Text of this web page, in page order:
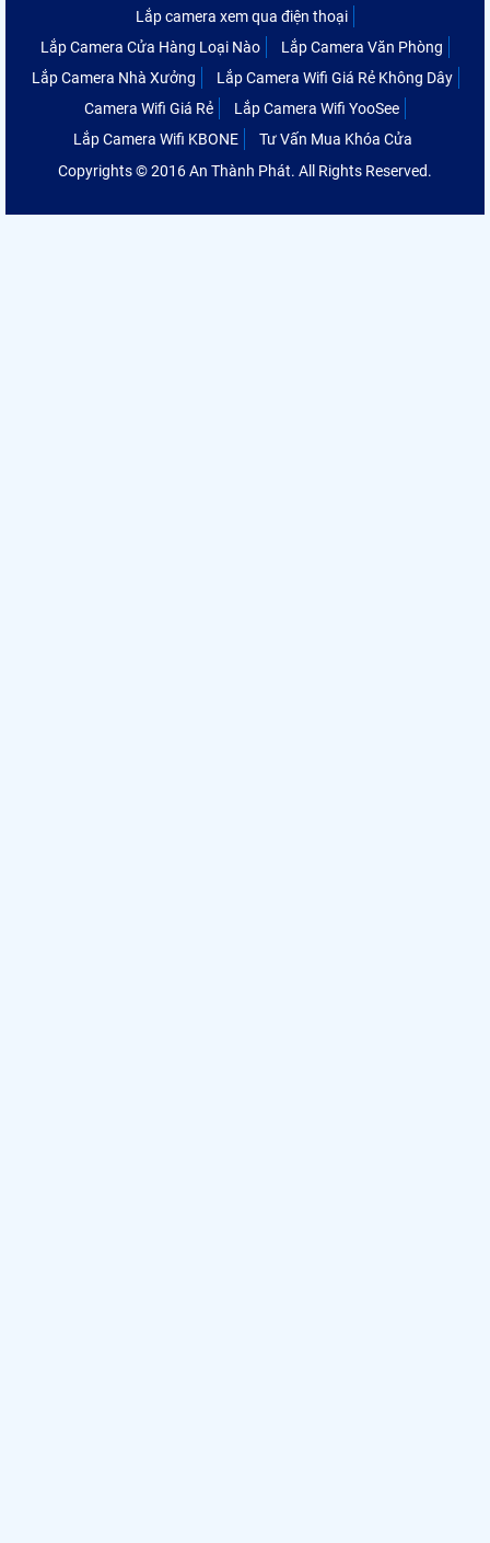
Lắp camera xem qua điện thoại
Lắp Camera Cửa Hàng Loại Nào
Lắp Camera Văn Phòng
Lắp Camera Nhà Xưởng
Lắp Camera Wifi Giá Rẻ Không Dây
Camera Wifi Giá Rẻ
Lắp Camera Wifi YooSee
Lắp Camera Wifi KBONE
Tư Vấn Mua Khóa Cửa
Copyrights © 2016 An Thành Phát. All Rights Reserved.